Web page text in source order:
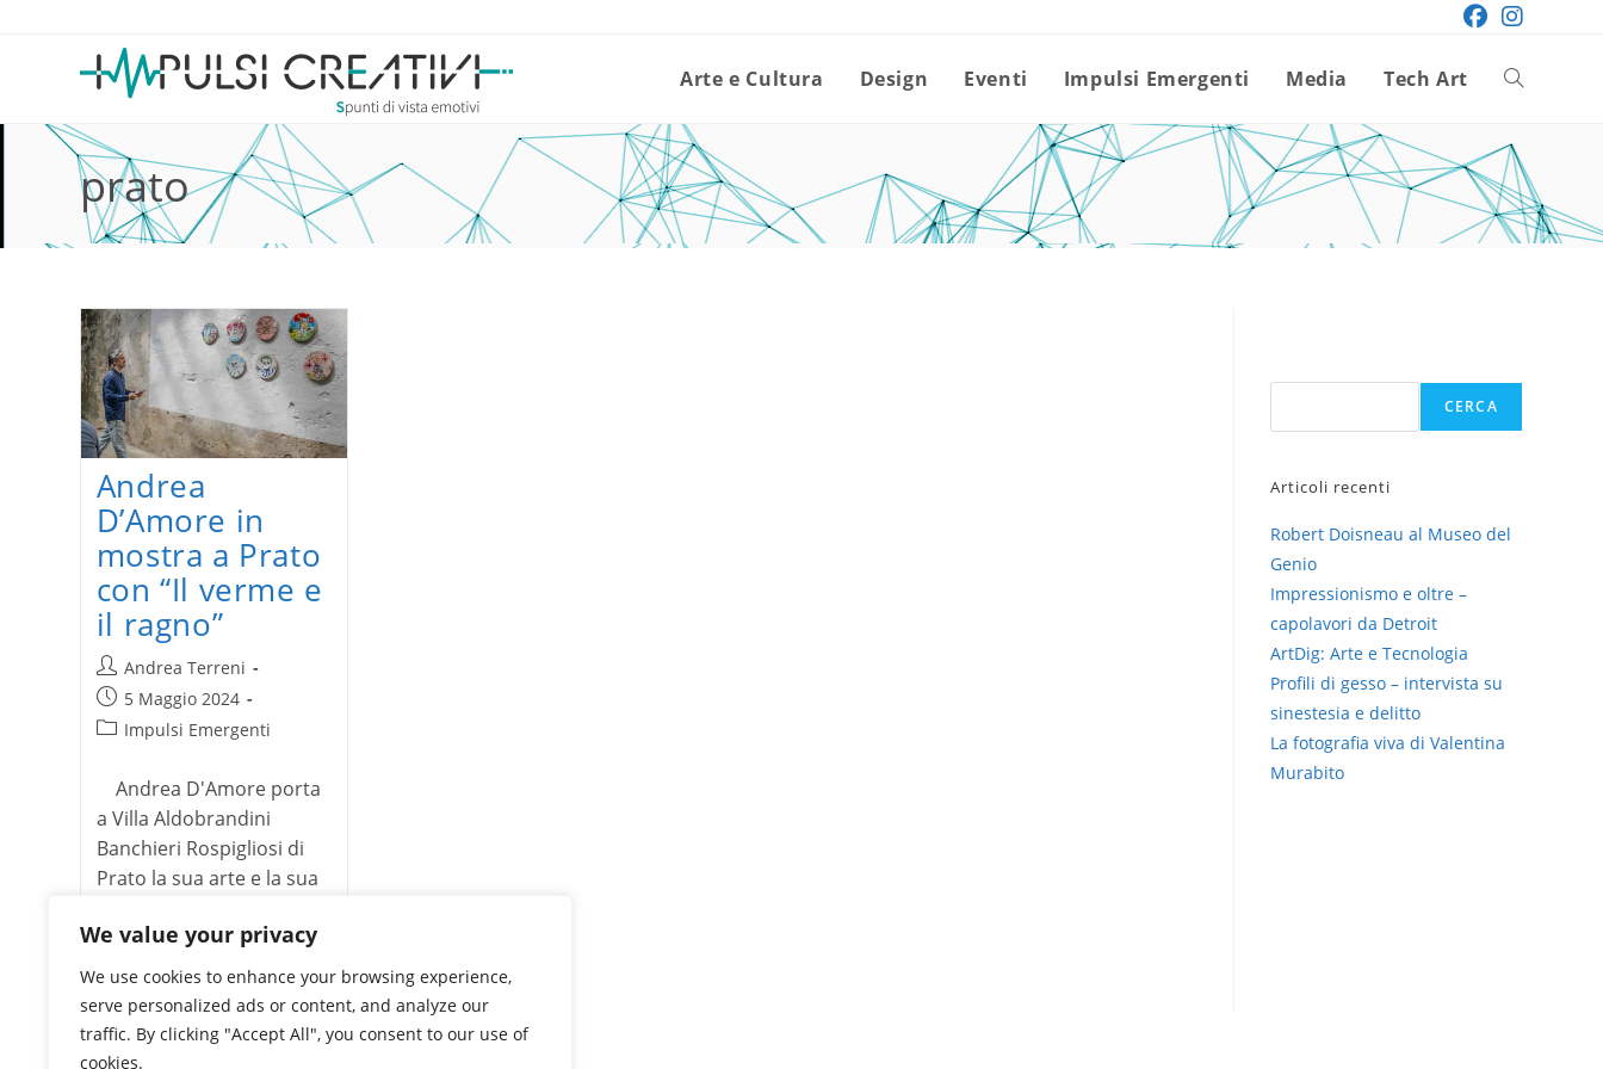
We value your privacy
We use cookies to enhance your browsing experience,
serve personalized ads or content, and analyze our
traffic. By clicking "Accept All", you consent to our use of
cookies.
Arte e Cultura Design Eventi Impulsi Emergenti Media Tech Art Attiva/
la
sito
prato
Andrea
D’Amore in
mostra a Prato
con “Il verme e
il ragno”
Autore
dell'articolo:
Andrea Terreni
Articolo
pubblicato:
5 Maggio 2024
Categoria
Impulsi Emergenti
Andrea D'Amore porta
a Villa Aldobrandini
Banchieri Rospigliosi di
Prato la sua arte e la sua
Continua a leggere
Andrea
D’Amore
in
mostra
CERCA
Articoli recenti
Robert Doisneau al Museo del
Genio
Impressionismo e oltre –
capolavori da Detroit
ArtDig: Arte e Tecnologia
Profili di gesso – intervista su
sinestesia e delitto
La fotografia viva di Valentina
Murabito